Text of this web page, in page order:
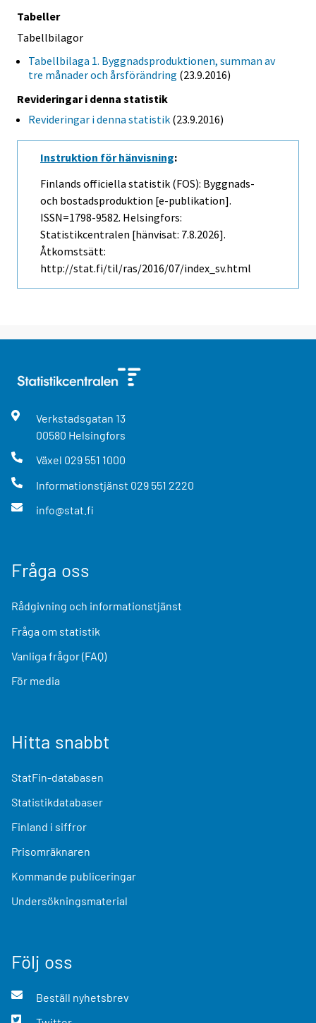
Tabeller
Tabellbilagor
Tabellbilaga 1. Byggnadsproduktionen, summan av
tre månader och årsförändring (23.9.2016)
Revideringar i denna statistik
Revideringar i denna statistik (23.9.2016)
Instruktion för hänvisning:
Finlands officiella statistik (FOS): Byggnads-
och bostadsproduktion [e-publikation].
ISSN=1798-9582. Helsingfors:
Statistikcentralen [hänvisat: 7.8.2026].
Åtkomstsätt:
http://stat.fi/til/ras/2016/07/index_sv.html
Verkstadsgatan 13
00580 Helsingfors
Växel 029 551 1000
Informationstjänst 029 551 2220
info@stat.fi
Fråga oss
Rådgivning och informationstjänst
Fråga om statistik
Vanliga frågor (FAQ)
För media
Hitta snabbt
StatFin-databasen
Statistikdatabaser
Finland i siffror
Prisomräknaren
Kommande publiceringar
Undersökningsmaterial
Följ oss
Beställ nyhetsbrev